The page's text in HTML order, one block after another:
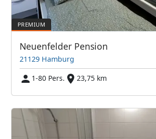
Neuenfelder Pension
21129 Hamburg
1-80 Pers.
23,75 km